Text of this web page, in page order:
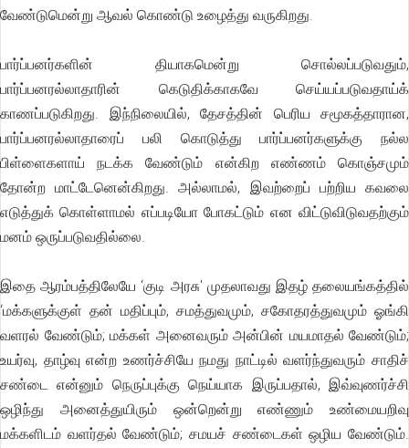
வேண்டுமென்று ஆவல் கொண்டு உழைத்து வருகிறது.
பார்ப்பனர்களின் தியாகமென்று சொல்லப்படுவதும்,
பார்ப்பனரல்லாதாரின் கெடுதிக்காகவே செய்யப்படுவதாய்க்
காணப்படுகிறது. இந்நிலையில், தேசத்தின் பெரிய சமூகத்தாரான,
பார்ப்பனரல்லாதாரைப் பலி கொடுத்து பார்ப்பனர்களுக்கு நல்ல
பிள்ளைகளாய் நடக்க வேண்டும் என்கிற எண்ணம் கொஞ்சமும்
தோன்ற மாட்டேனென்கிறது. அல்லாமல், இவற்றைப் பற்றிய கவலை
எடுத்துக் கொள்ளாமல் எப்படியோ போகட்டும் என விட்டுவிடுவதற்கும்
மனம் ஒருப்படுவதில்லை.
இதை ஆரம்பத்திலேயே ‘குடி அரசு' முதலாவது இதழ் தலையங்கத்தில்
‘மக்களுக்குள் தன் மதிப்பும், சமத்துவமும், சகோதரத்துவமும் ஓங்கி
வளரல் வேண்டும்; மக்கள் அனைவரும் அன்பின் மயமாதல் வேண்டும்;
உயர்வு, தாழ்வு என்ற உணர்ச்சியே நமது நாட்டில் வளர்ந்துவரும் சாதிச்
சண்டை என்னும் நெருப்புக்கு நெய்யாக இருப்பதால், இவ்வுணர்ச்சி
ஒழிந்து அனைத்துயிரும் ஒன்றென்று எண்ணும் உண்மையறிவு
மக்களிடம் வளர்தல் வேண்டும்; சமயச் சண்டைகள் ஒழிய வேண்டும்.